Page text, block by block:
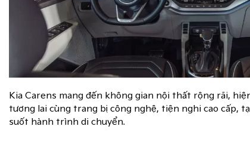
Kia Carens mang đến không gian nội thất rộng rãi,
tương lai cùng trang bị công nghệ, tiện nghi cao cấp,
suốt hành trình di chuyển.